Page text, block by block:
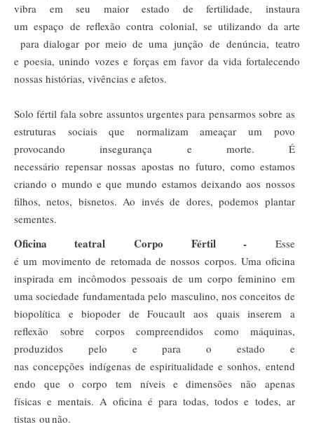
vibra em seu maior estado de fertilidade, instaura
um espaço de reflexão contra colonial, se utilizando da arte
para dialogar por meio de uma junção de denúncia, teatro
e poesia, unindo vozes e forças em favor da vida fortalecendo
nossas histórias, vivências e afetos.
Solo fértil fala sobre assuntos urgentes para pensarmos sobre as
estruturas sociais que normalizam ameaçar um povo
provocando
insegurança e morte. É
necessário repensar nossas apostas no futuro, como estamos
criando o mundo e que mundo estamos deixando aos nossos
filhos, netos, bisnetos. Ao invés de dores, podemos plantar
sementes.
Oficina teatral Corpo Fértil - Esse
é um movimento de retomada de nossos corpos. Uma oficina
inspirada em incômodos pessoais de um corpo feminino em
uma sociedade fundamentada pelo masculino, nos conceitos de
biopolítica e biopoder de Foucault aos quais inserem a
reflexão
sobre corpos compreendidos como máquinas,
produzidos pelo e para o estado e
nas concepções indígenas de espiritualidade e sonhos, entend
endo
que o corpo tem níveis e dimensões não
apenas
físicas e mentais. A oficina é para todas, todos e todes, ar
tistas ounão.